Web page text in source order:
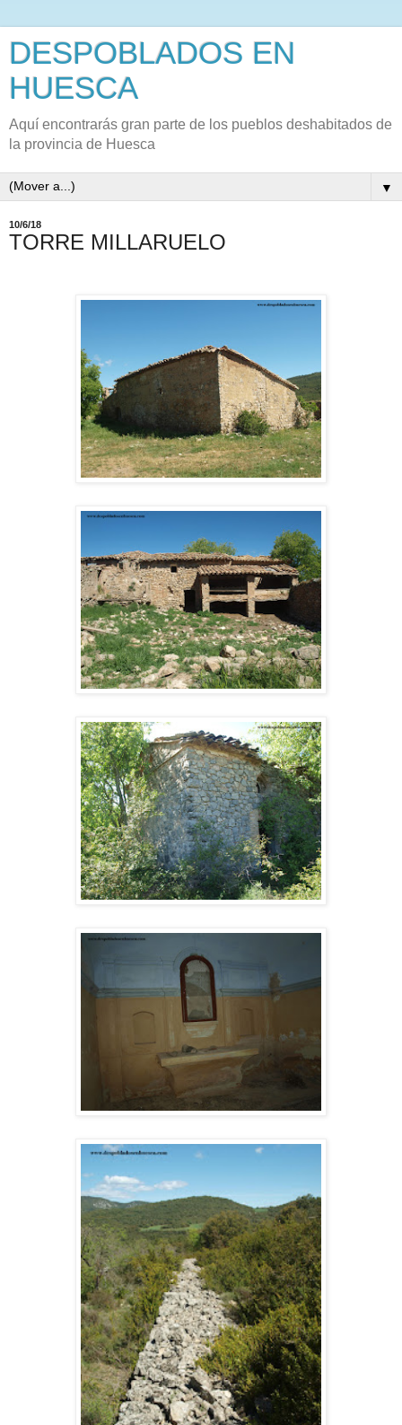
DESPOBLADOS EN
HUESCA
Aquí encontrarás gran parte de los pueblos deshabitados de
la provincia de Huesca
▼
10/6/18
TORRE MILLARUELO